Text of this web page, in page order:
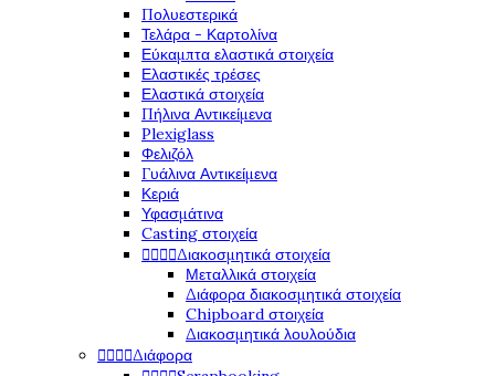
Πολυεστερικά
Τελάρα - Καρτολίνα
Εύκαμπτα ελαστικά στοιχεία
Ελαστικές τρέσες
Ελαστικά στοιχεία
Πήλινα Αντικείμενα
Plexiglass
Φελιζόλ
Γυάλινα Αντικείμενα
Κεριά
Υφασμάτινα
Casting στοιχεία
Διακοσμητικά στοιχεία
Μεταλλικά στοιχεία
Διάφορα διακοσμητικά στοιχεία
Chipboard στοιχεία
Διακοσμητικά λουλούδια
Διάφορα